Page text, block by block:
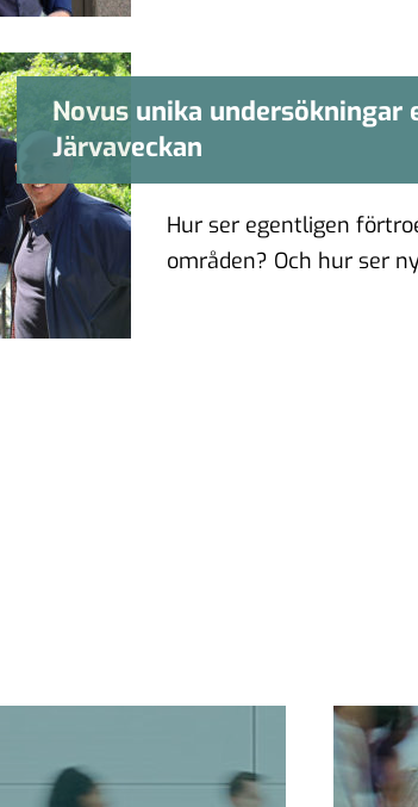
Novus unika undersökningar
Järvaveckan
Novus unika
Hur ser egentligen
områden? Och hur ser